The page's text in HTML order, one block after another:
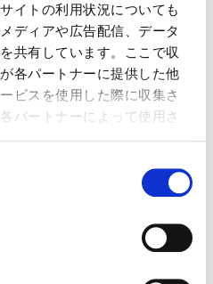
イトの利用状況についても
ディアや広告配信、データ
共有しています。ここで収
各パートナーに提供した他
ビスを使用した際に収集さ
パートナーによって使用さ
が意思決定プロセスで
たコンテンツ形式は次
の価値を感じていたバ